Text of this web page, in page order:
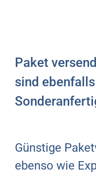
Paket
sind ebenfalls
Günstige
ebenso wie